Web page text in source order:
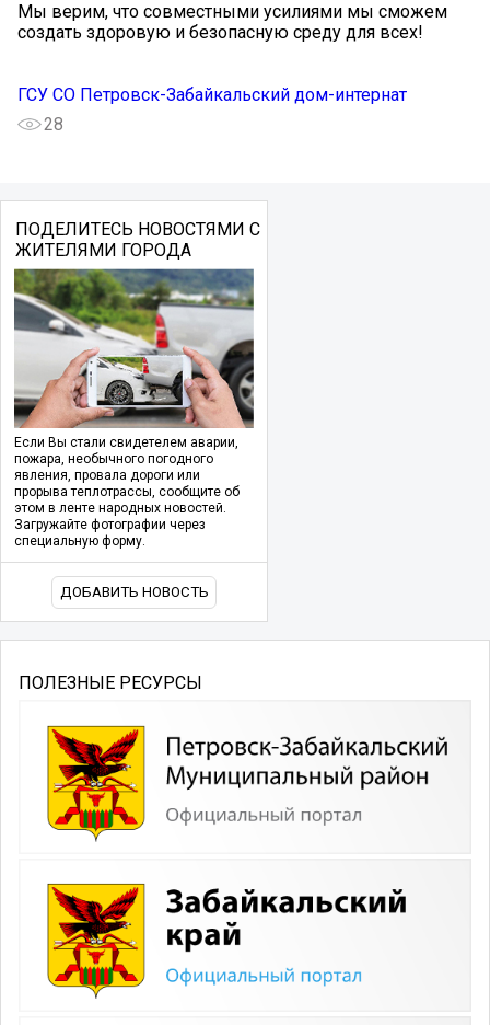
Мы верим, что совместными усилиями мы сможем
создать здоровую и безопасную среду для всех!
ГСУ СО Петровск-Забайкальский дом-интернат
28
ПОДЕЛИТЕСЬ НОВОСТЯМИ С
ЖИТЕЛЯМИ ГОРОДА
Если Вы стали свидетелем аварии,
пожара, необычного погодного
явления, провала дороги или
прорыва теплотрассы, сообщите об
этом в ленте народных новостей.
Загружайте фотографии через
специальную форму.
ДОБАВИТЬ НОВОСТЬ
ПОЛЕЗНЫЕ РЕСУРСЫ